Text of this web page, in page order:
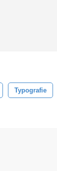
Typografie